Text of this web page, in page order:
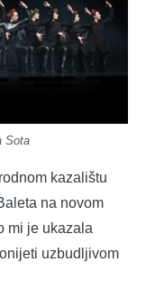
Sota
kazalištu
na novom
mi je ukazala
uzbudljivom